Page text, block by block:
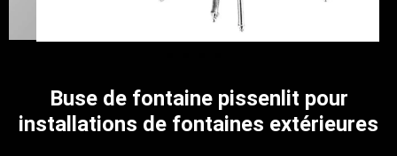
Buse de fontaine pissenlit pour
installations de fontaines extérieures